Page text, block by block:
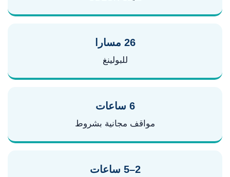
26 مسارا
للبولينغ
6 ساعات
مواقف مجانية بشروط
2–5 ساعات